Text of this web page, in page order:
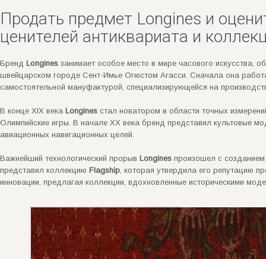
Продать предмет Longines и
ценителей антиквариата и
Бренд Longines занимает особое место в мире часового искусства,
швейцарском городе Сент-Имье Огюстом Агасси. Сначала она
самостоятельной мануфактурой, специализирующейся на
В конце XIX века Longines стал новатором в области точных
Олимпийские игры. В начале XX века бренд представил культовые
авиационных навигационных целей.
Важнейший технологический прорыв Longines произошел с
представил коллекцию Flagship, которая утвердила его репутацию
инновации, предлагая коллекции, вдохновленные историческими